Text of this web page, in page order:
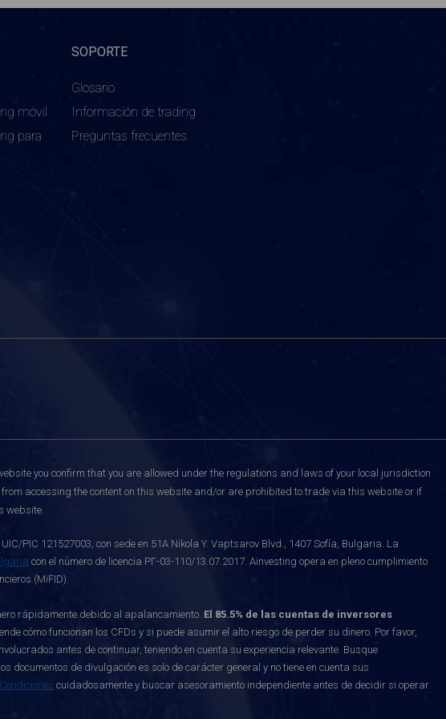
móvil
para
SOPORTE
Glosario
Información de trading
Preguntas frecuentes
you confirm that you are allowed under the regulations and laws of your local jurisdiction
accessing the content on this website and/or are prohibited to trade via this website or if
website.
PIC 121527003, con sede en 51A Nikola Y. Vaptsarov Blvd., 1407 Sofía, Bulgaria. La
con el número de licencia РГ-03-110/13.07.2017. Ainvesting opera en pleno cumplimiento
(MiFID).
rápidamente debido al apalancamiento. El 85.5% de las cuentas de inversores
cómo funcionan los CFDs y si puede asumir el alto riesgo de perder su dinero. Por favor,
antes de continuar, teniendo en cuenta su experiencia relevante. Busque
documentos de divulgación es solo de carácter general y no tiene en cuenta sus
cuidadosamente y buscar asesoramiento independiente antes de decidir si operar